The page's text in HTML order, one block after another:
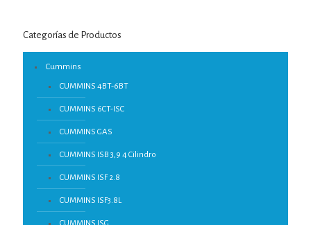
Categorías de Productos
Cummins
CUMMINS 4BT-6BT
CUMMINS 6CT-ISC
CUMMINS GAS
CUMMINS ISB 3,9 4 Cilindro
CUMMINS ISF 2.8
CUMMINS ISF3.8L